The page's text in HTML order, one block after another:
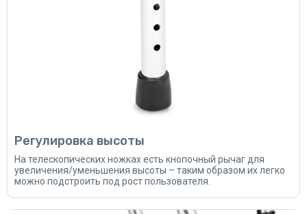
Регулировка высоты
На телескопических ножках есть кнопочный рычаг для
увеличения/уменьшения высоты – таким образом их легко
можно подстроить под рост пользователя.